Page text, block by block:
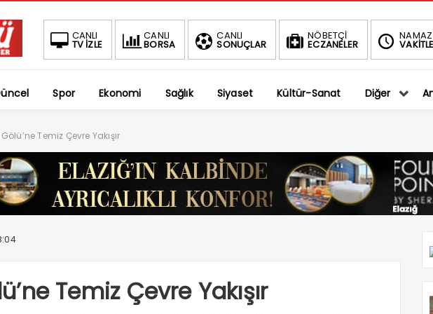
CANLI
TV İZLE
CANLI
BORSA
CANLI
SONUÇLAR
NÖBETÇİ
ECZANELER
NAMAZ
BIST
-0.75% 1.401,27
DOLAR
% 36,5794
Spor Ekonomi Sağlık Siyaset Kültür-Sanat Diğer
Temiz Çevre Yakışır
Temiz Çevre Yakışır